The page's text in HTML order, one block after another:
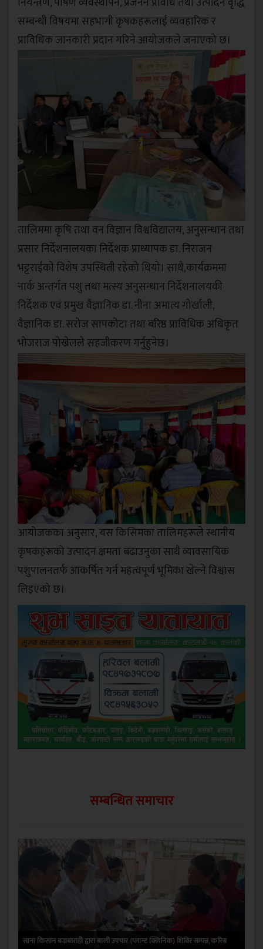
सम्बन्धी विषयमा सहभागी कृषकहरूलाई व्यवहारिक र
प्राविधिक जानकारी प्रदान गरिने आयोजकले जनाएको छ।
तालिममा कृषि तथा वन विज्ञान विश्वविद्यालय, अनुसन्धान तथा
प्रसार निर्देशनालयका निर्देशक प्राध्यापक डा. निराजन
भट्टराईको विशेष उपस्थिती रहेको थियो। साथै,कार्यक्रममा
नार्क अन्तर्गत पशु तथा मत्स्य अनुसन्धान निर्देशनालयकी
निर्देशक एवं प्रमुख वैज्ञानिक डा. नीना अमात्य गोर्खाली,
वैज्ञानिक डा. सरोज सापकोटा तथा बरिष्ठ प्राविधिक अधिकृत
भोजराज पोख्रेलले सहजीकरण गर्नुहुनेछ।
आयोजकका अनुसार, यस किसिमका तालिमहरूले स्थानीय
कृषकहरूको उत्पादन क्षमता बढाउनुका साथै व्यावसायिक
पशुपालनतर्फ आकर्षित गर्न महत्वपूर्ण भूमिका खेल्ने विश्वास
लिइएको छ।
सम्बन्धित समाचार
साना किसान बज्रबाराही द्वारा बाली उपचार (प्लान्ट क्लिनिक) शिविर सम्पन्न, करिब